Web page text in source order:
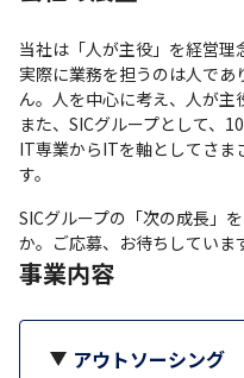
当社は「人が主役」を経営理
実際に業務を担うのは人であ
ん。人を中心に考え、人が主
また、SICグループとして、
IT専業からITを軸としてさま
す。
SICグループの「次の成長」
か。ご応募、お待ちしていま
事業内容
アウトソーシング